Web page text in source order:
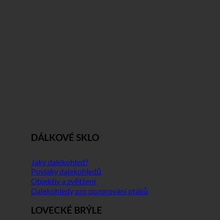
DÁLKOVÉ SKLO
Jaký dalekohled?
Povlaky dalekohledů
Objektiv a zvětšení
Dalekohledy pro pozorování ptáků
LOVECKÉ BRÝLE